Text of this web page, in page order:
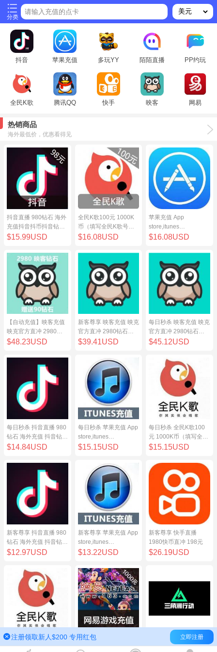
分类
请输入充值的点卡
抖音 苹果充值 多玩YY 陌陌直播 PP约玩
全民K歌 腾讯QQ 快手 映客 网易
热销商品
海外最低价，优惠看得见
抖音直播 980钻石 海外
充值抖音抖币抖音钻98
元
$15.99USD
全民K歌100元 1000K
币（填写全民K歌号充
值）
$16.08USD
苹果充值 App
store,itunes
store,iphone,ipad中国
$16.08USD
【自动充值】映客充值
映克官方直冲 2980钻
石 298元 inke钻石
$48.23USD
新客尊享 映客充值 映克
官方直冲 2980钻石
298元 inke钻石
$39.41USD
每日秒杀 映客充值 映克
官方直冲 2980钻石
298元 inke钻石
$45.12USD
每日秒杀 抖音直播 980
钻石 海外充值 抖音钻石
（原抖币）98元
$14.84USD
每日秒杀 苹果充值 App
store,itunes
store,iphone,ipad中国
$15.15USD
每日秒杀 全民K歌100
元 1000K币（填写全民
K歌号充值）
$15.15USD
新客尊享 抖音直播 980
钻石 海外充值 抖音钻石
（原抖币）98元
$12.97USD
新客尊享 苹果充值 App
store,itunes
store,iphone,ipad中国
$13.22USD
新客尊享 快手直播
1980快币直冲 198元
$26.19USD
新客尊享 全民K歌100
元 1000K币（填写全民
网易点数1000元(可直
充/寄售) 网易一卡通
三角洲行动（腾讯国
服）
注册领取新人$200 专用红包 立即注册